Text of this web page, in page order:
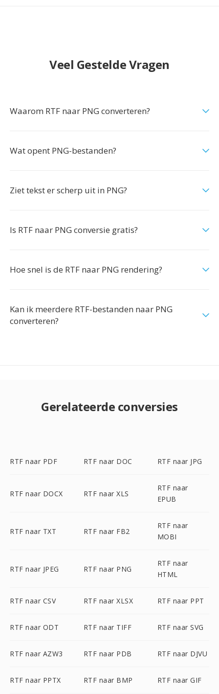
Veel Gestelde Vragen
Waarom RTF naar PNG converteren?
Wat opent PNG-bestanden?
Ziet tekst er scherp uit in PNG?
Is RTF naar PNG conversie gratis?
Hoe snel is de RTF naar PNG rendering?
Kan ik meerdere RTF-bestanden naar PNG
converteren?
Gerelateerde conversies
RTF naar PDF RTF naar DOC RTF naar JPG
RTF naar DOCX RTF naar XLS
RTF naar
EPUB
RTF naar TXT RTF naar FB2
RTF naar
MOBI
RTF naar JPEG RTF naar PNG
RTF naar
HTML
RTF naar CSV RTF naar XLSX RTF naar PPT
RTF naar ODT RTF naar TIFF RTF naar SVG
RTF naar AZW3 RTF naar PDB RTF naar DJVU
RTF naar PPTX RTF naar BMP RTF naar GIF